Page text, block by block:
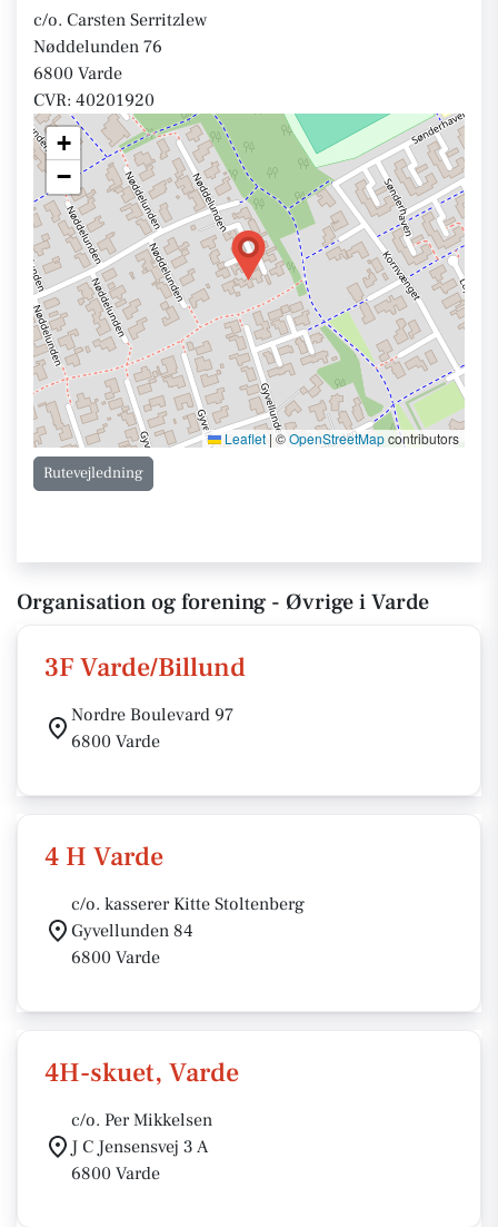
c/o. Carsten Serritzlew
Nøddelunden 76
6800 Varde
CVR: 40201920
+
−
Leaflet | ©OpenStreetMapcontributors
Rutevejledning
Organisation og forening - Øvrige i Varde
3F Varde/Billund
Nordre Boulevard 97
6800 Varde
4 H Varde
c/o. kasserer Kitte Stoltenberg
Gyvellunden 84
6800 Varde
4H-skuet, Varde
c/o. Per Mikkelsen
J C Jensensvej 3 A
6800 Varde